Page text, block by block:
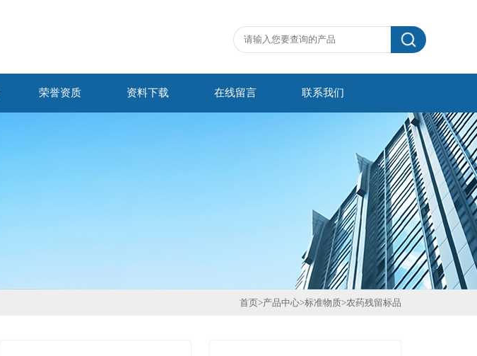
荣誉资质 资料下载 在线留言 联系我们
首页>产品中心>标准物质>农药残留标品